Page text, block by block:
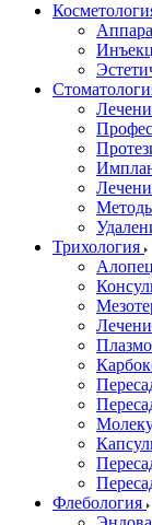
Трихология
Флебология